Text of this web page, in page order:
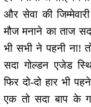
और सेवा की
मौज मनाने का ताज
भी सभी ने पहनी ना!
सदा गोल्डन एजेड
फिर दो-दो हार भी
एक तो सदा बाप के